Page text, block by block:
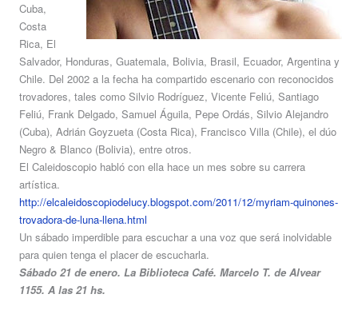
Cuba,
Costa
Rica, El
Salvador, Honduras, Guatemala, Bolivia, Brasil, Ecuador, Argentina y
Chile. Del 2002 a la fecha ha compartido escenario con reconocidos
trovadores, tales como Silvio Rodríguez, Vicente Feliú, Santiago
Feliú, Frank Delgado, Samuel Águila, Pepe Ordás, Silvio Alejandro
(Cuba), Adrián Goyzueta (Costa Rica), Francisco Villa (Chile), el dúo
Negro & Blanco (Bolivia), entre otros.
El Caleidoscopio habló con ella hace un mes sobre su carrera
artística.
http://elcaleidoscopiodelucy.blogspot.com/2011/12/myriam-quinones-
trovadora-de-luna-llena.html
Un sábado imperdible para escuchar a una voz que será inolvidable
para quien tenga el placer de escucharla.
Sábado 21 de enero. La Biblioteca Café. Marcelo T. de Alvear
1155. A las 21 hs.